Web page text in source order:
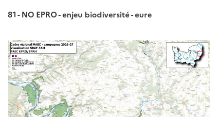
81 - NO EPRO - enjeu biodiversité - eure